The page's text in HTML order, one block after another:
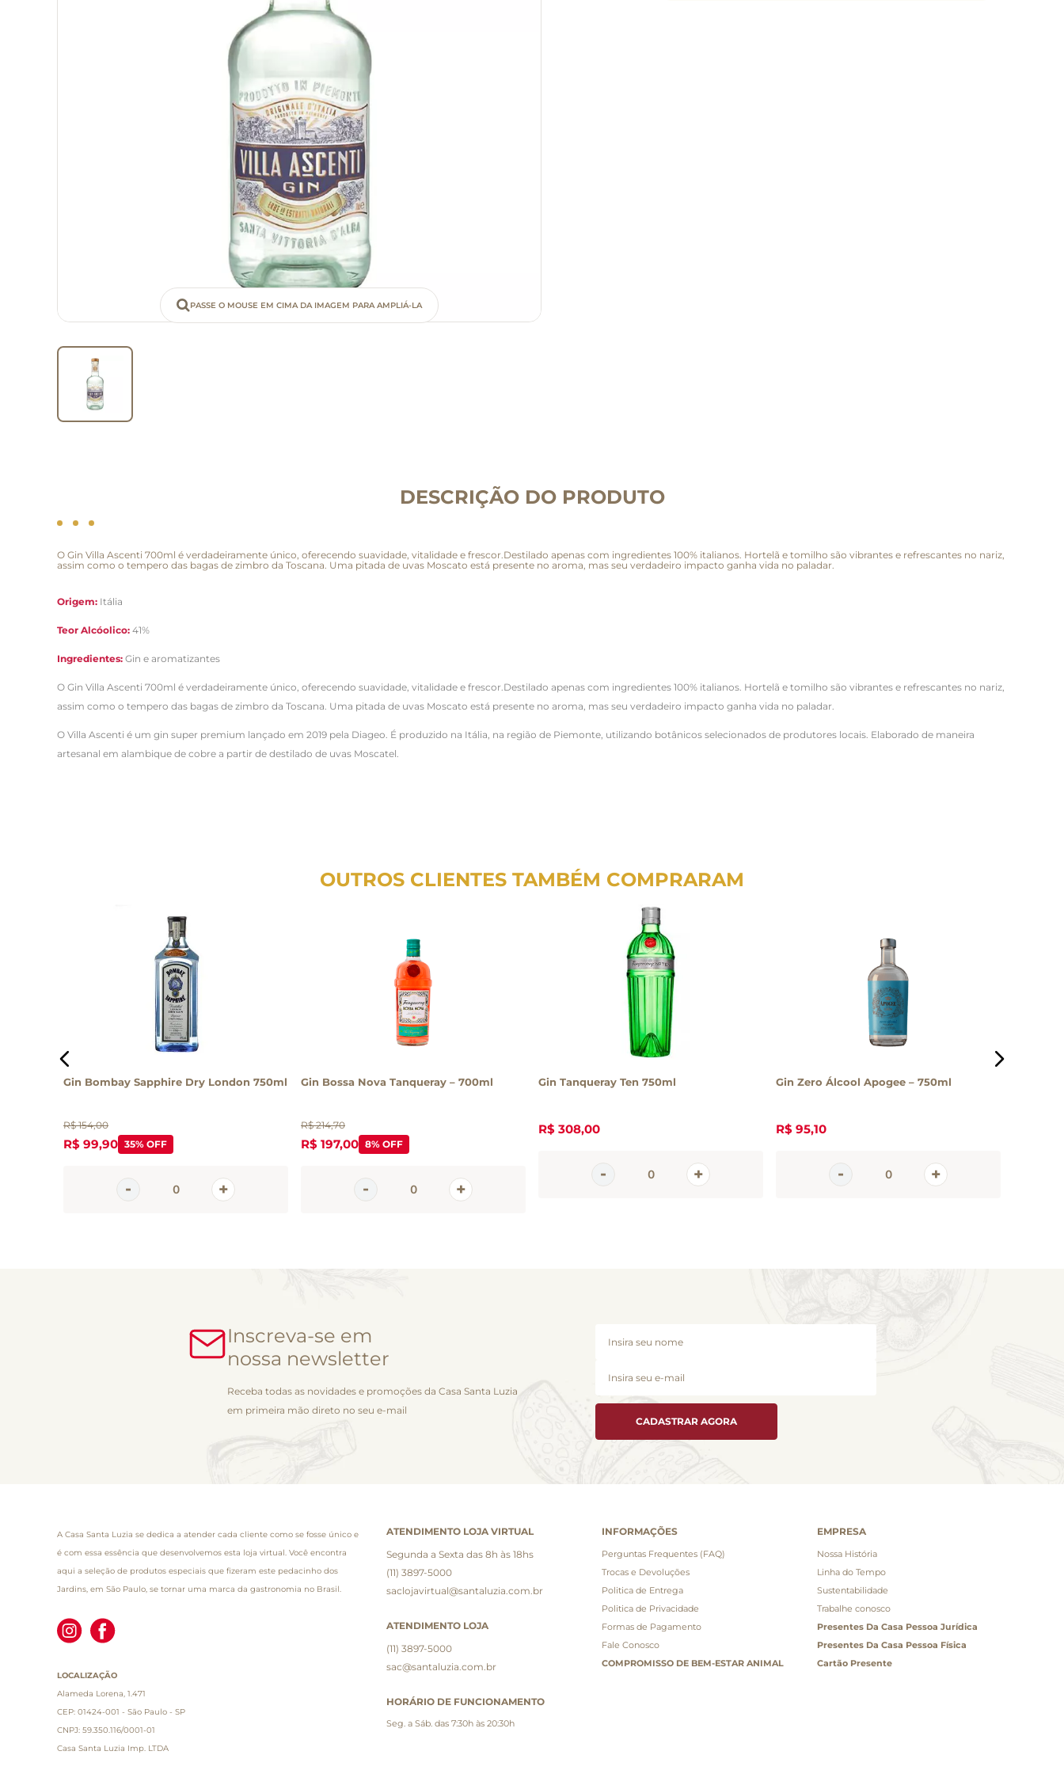
PASSE O MOUSE EM CIMA DA IMAGEM PARA AMPLIÁ-LA
DESCRIÇÃO DO PRODUTO
O Gin Villa Ascenti 700ml é verdadeiramente único, oferecendo suavidade, vitalidade e frescor.Destilado apenas com ingredientes 100% italianos. Hortelã e tomilho são vibrantes e refrescantes no nariz,
assim como o tempero das bagas de zimbro da Toscana. Uma pitada de uvas Moscato está presente no aroma, mas seu verdadeiro impacto ganha vida no paladar.
Origem: Itália
Teor Alcóolico: 41%
Ingredientes: Gin e aromatizantes
O Gin Villa Ascenti 700ml é verdadeiramente único, oferecendo suavidade, vitalidade e frescor.Destilado apenas com ingredientes 100% italianos. Hortelã e tomilho são vibrantes e refrescantes no nariz,
assim como o tempero das bagas de zimbro da Toscana. Uma pitada de uvas Moscato está presente no aroma, mas seu verdadeiro impacto ganha vida no paladar.
O Villa Ascenti é um gin super premium lançado em 2019 pela Diageo. É produzido na Itália, na região de Piemonte, utilizando botânicos selecionados de produtores locais. Elaborado de maneira
artesanal em alambique de cobre a partir de destilado de uvas Moscatel.
OUTROS CLIENTES TAMBÉM COMPRARAM
Gin Bombay Sapphire Dry London 750ml
R$ 154,00
R$ 99,90 35% OFF
Gin Bossa Nova Tanqueray – 700ml
R$ 214,70
R$ 197,00 8% OFF
Gin Tanqueray Ten 750ml
R$ 308,00
Gin Zero Álcool Apogee – 750ml
R$ 95,10
Inscreva-se em
nossa newsletter
Receba todas as novidades e promoções da Casa Santa Luzia
em primeira mão direto no seu e-mail
CADASTRAR AGORA
A Casa Santa Luzia se dedica a atender cada cliente como se fosse único e
é com essa essência que desenvolvemos esta loja virtual. Você encontra
aqui a seleção de produtos especiais que fizeram este pedacinho dos
Jardins, em São Paulo, se tornar uma marca da gastronomia no Brasil.
LOCALIZAÇÃO
Alameda Lorena, 1.471
CEP: 01424-001 - São Paulo - SP
CNPJ: 59.350.116/0001-01
Casa Santa Luzia Imp. LTDA
ATENDIMENTO LOJA VIRTUAL
Segunda a Sexta das 8h às 18hs
(11) 3897-5000
saclojavirtual@santaluzia.com.br
ATENDIMENTO LOJA
(11) 3897-5000
sac@santaluzia.com.br
HORÁRIO DE FUNCIONAMENTO
Seg. a Sáb. das 7:30h às 20:30h
INFORMAÇÕES
Perguntas Frequentes (FAQ)
Trocas e Devoluções
Politica de Entrega
Politica de Privacidade
Formas de Pagamento
Fale Conosco
COMPROMISSO DE BEM-ESTAR ANIMAL
EMPRESA
Nossa História
Linha do Tempo
Sustentabilidade
Trabalhe conosco
Presentes Da Casa Pessoa Jurídica
Presentes Da Casa Pessoa Física
Cartão Presente